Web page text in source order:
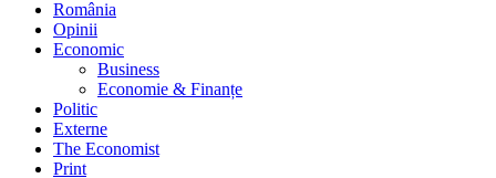
România
Opinii
Economic
Business
Economie & Finanțe
Politic
Externe
The Economist
Print